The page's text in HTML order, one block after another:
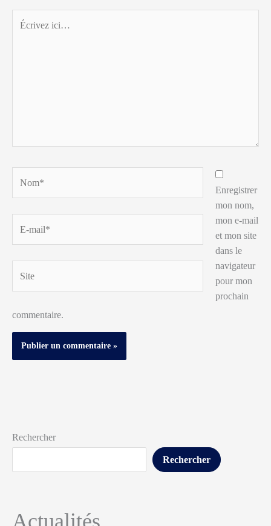
ici…
mail*
Enregistrer
mon nom,
mon e-mail
et mon site
dans le
navigateur
pour mon
prochain
commentaire.
Rechercher
Rechercher
Actualités